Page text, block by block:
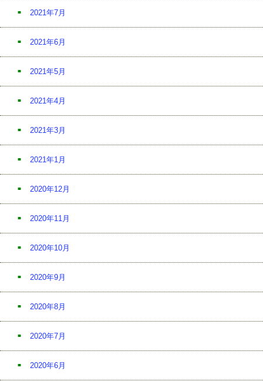
2021年7月
2021年6月
2021年5月
2021年4月
2021年3月
2021年1月
2020年12月
2020年11月
2020年10月
2020年9月
2020年8月
2020年7月
2020年6月